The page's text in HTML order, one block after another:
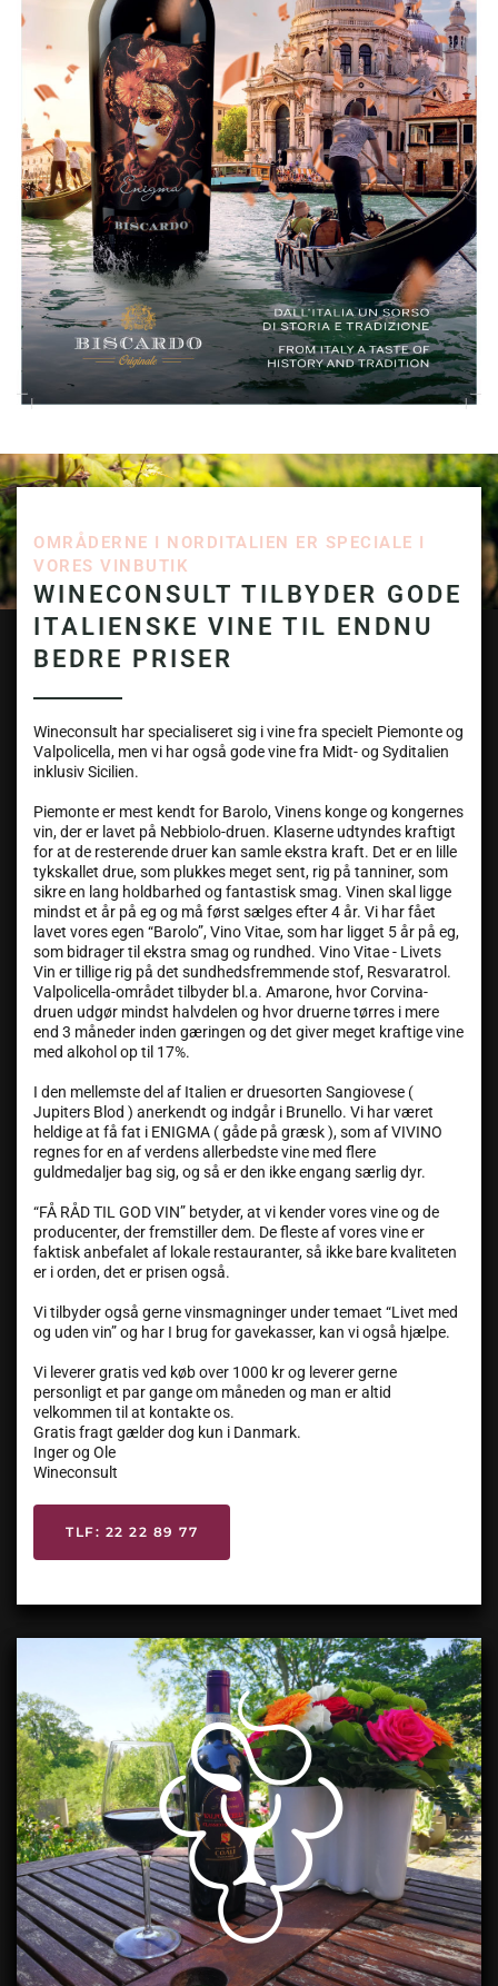
OMRÅDERNE I NORDITALIEN ER SPECIALE I
VORES VINBUTIK
WINECONSULT TILBYDER GODE
ITALIENSKE VINE TIL ENDNU
BEDRE PRISER
Wineconsult har specialiseret sig i vine fra specielt Piemonte og
Valpolicella, men vi har også gode vine fra Midt- og Syditalien
inklusiv Sicilien.
Piemonte er mest kendt for Barolo, Vinens konge og kongernes
vin, der er lavet på Nebbiolo-druen. Klaserne udtyndes kraftigt
for at de resterende druer kan samle ekstra kraft. Det er en lille
tykskallet drue, som plukkes meget sent, rig på tanniner, som
sikre en lang holdbarhed og fantastisk smag. Vinen skal ligge
mindst et år på eg og må først sælges efter 4 år. Vi har fået
lavet vores egen “Barolo”, Vino Vitae, som har ligget 5 år på eg,
som bidrager til ekstra smag og rundhed. Vino Vitae - Livets
Vin er tillige rig på det sundhedsfremmende stof, Resvaratrol.
Valpolicella-området tilbyder bl.a. Amarone, hvor Corvina-
druen udgør mindst halvdelen og hvor druerne tørres i mere
end 3 måneder inden gæringen og det giver meget kraftige vine
med alkohol op til 17%.
I den mellemste del af Italien er druesorten Sangiovese (
Jupiters Blod ) anerkendt og indgår i Brunello. Vi har været
heldige at få fat i ENIGMA ( gåde på græsk ), som af VIVINO
regnes for en af verdens allerbedste vine med flere
guldmedaljer bag sig, og så er den ikke engang særlig dyr.
“FÅ RÅD TIL GOD VIN” betyder, at vi kender vores vine og de
producenter, der fremstiller dem. De fleste af vores vine er
faktisk anbefalet af lokale restauranter, så ikke bare kvaliteten
er i orden, det er prisen også.
Vi tilbyder også gerne vinsmagninger under temaet “Livet med
og uden vin” og har I brug for gavekasser, kan vi også hjælpe.
Vi leverer gratis ved køb over 1000 kr og leverer gerne
personligt et par gange om måneden og man er altid
velkommen til at kontakte os.
Gratis fragt gælder dog kun i Danmark.
Inger og Ole
Wineconsult
TLF: 22 22 89 77